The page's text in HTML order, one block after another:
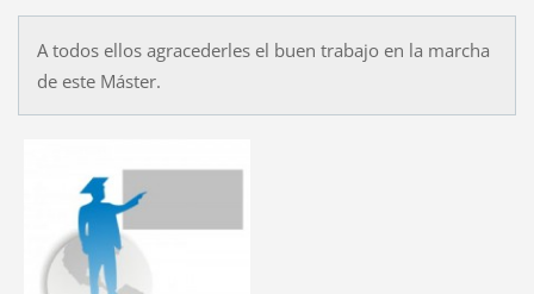
A todos ellos agracederles el buen trabajo en la marcha
de este Máster.